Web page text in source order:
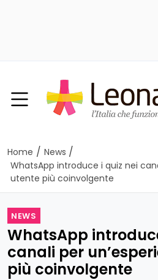
Home / News /
WhatsApp introduce i quiz nei
utente più coinvolgente
NEWS
WhatsApp
canali per
più coinvolgente